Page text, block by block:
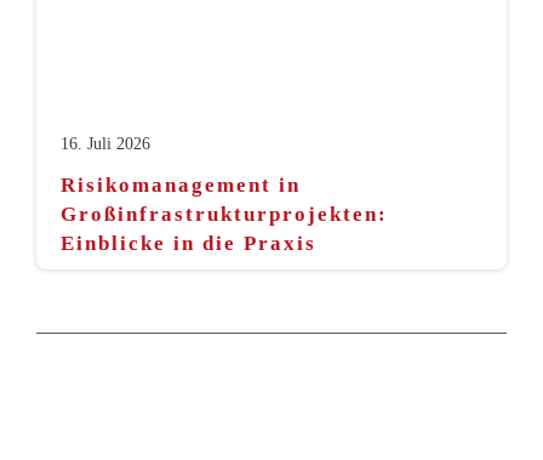
16. Juli 2026
Risikomanagement in
Großinfrastrukturprojekten:
Einblicke in die Praxis